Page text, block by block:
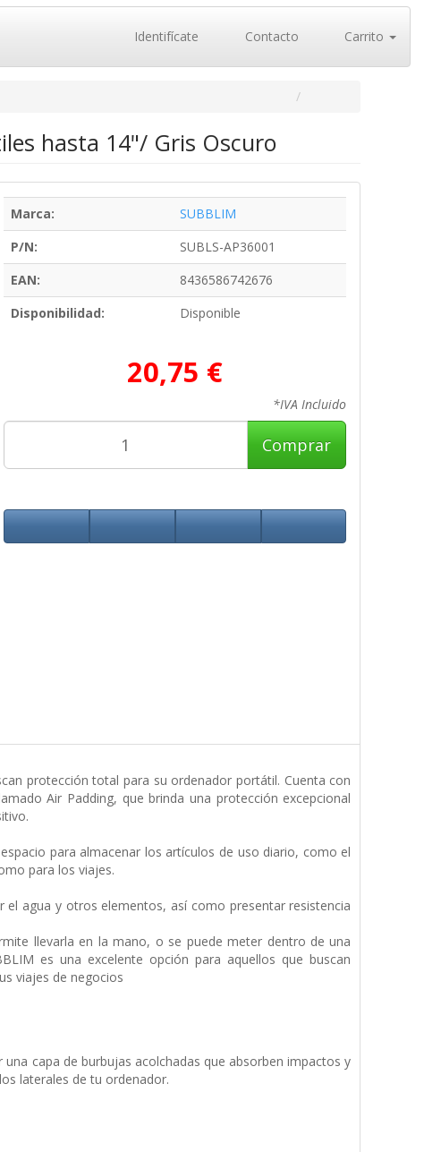
Identifícate Contacto Carrito
hasta 14"/ Gris Oscuro
Marca:
SUBBLIM
P/N:
SUBLS-AP36001
EAN:
8436586742676
Disponibilidad:
Disponible
20,75 €
*IVA Incluido
Comprar
protección total para su ordenador portátil. Cuenta con
Air Padding, que brinda una protección excepcional
para almacenar los artículos de uso diario, como el
para los viajes.
el agua y otros elementos, así como presentar resistencia
llevarla en la mano, o se puede meter dentro de una
es una excelente opción para aquellos que buscan
viajes de negocios
capa de burbujas acolchadas que absorben impactos y
laterales de tu ordenador.